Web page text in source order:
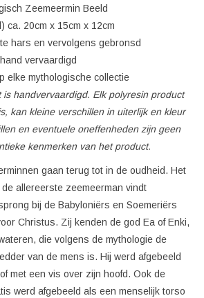
Zeemeermin Beeld
ca. 20cm x 15cm x 12cm
hars en vervolgens gebronsd
vervaardigd
elke mythologische collectie
is handvervaardigd. Elk polyresin product
kan kleine verschillen in uiterlijk en kleur
en eventuele oneffenheden zijn geen
kenmerken van het product.
gaan terug tot in de oudheid. Het
allereerste zeemeerman vindt
bij de Babyloniërs en Soemeriërs
Christus. Zij kenden de god Ea of Enki,
die volgens de mythologie de
van de mens is. Hij werd afgebeeld
met een vis over zijn hoofd. Ook de
werd afgebeeld als een menselijk torso